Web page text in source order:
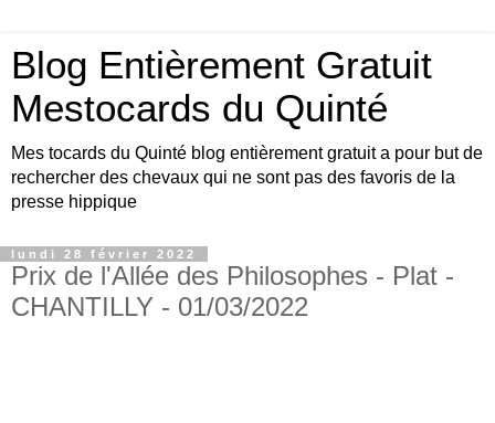
Blog Entièrement Gratuit
Mestocards du Quinté
Mes tocards du Quinté blog entièrement gratuit a pour but de
rechercher des chevaux qui ne sont pas des favoris de la
presse hippique
lundi 28 février 2022
Prix de l'Allée des Philosophes - Plat -
CHANTILLY - 01/03/2022